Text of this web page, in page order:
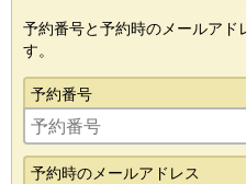
予約番号と予約時のメールアド
す。
予約番号
予約時のメールアドレス